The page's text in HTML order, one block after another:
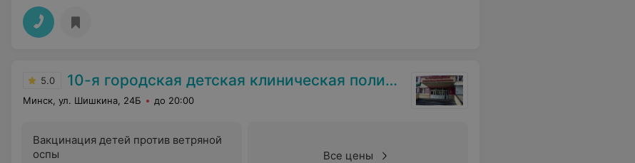
5.0 10-я городская детская клиническая поликлиника
Минск, ул. Шишкина, 24Б до 20:00
Вакцинация детей против ветряной
оспы
Все цены